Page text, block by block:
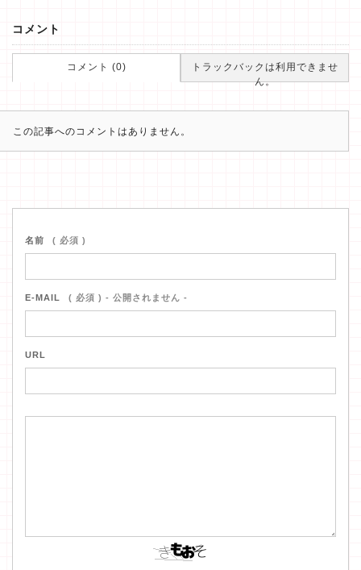
コメント
コメント (0)
トラックバックは利用できませ
ん。
この記事へのコメントはありません。
名前 ( 必須 )
E-MAIL ( 必須 ) - 公開されません -
URL